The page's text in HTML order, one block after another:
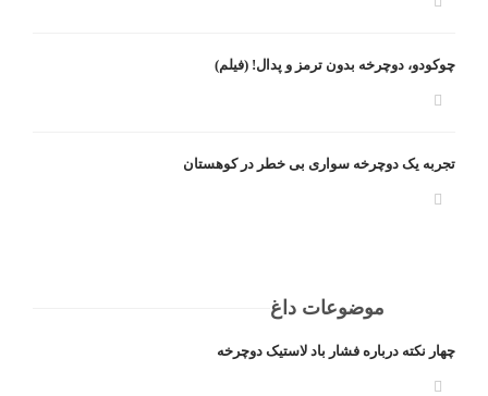
چوکودو، دوچرخه بدون ترمز و پدال! (فیلم)
تجربه یک دوچرخه سواری بی خطر در کوهستان
موضوعات داغ
چهار نکته درباره فشار باد لاستیک دوچرخه